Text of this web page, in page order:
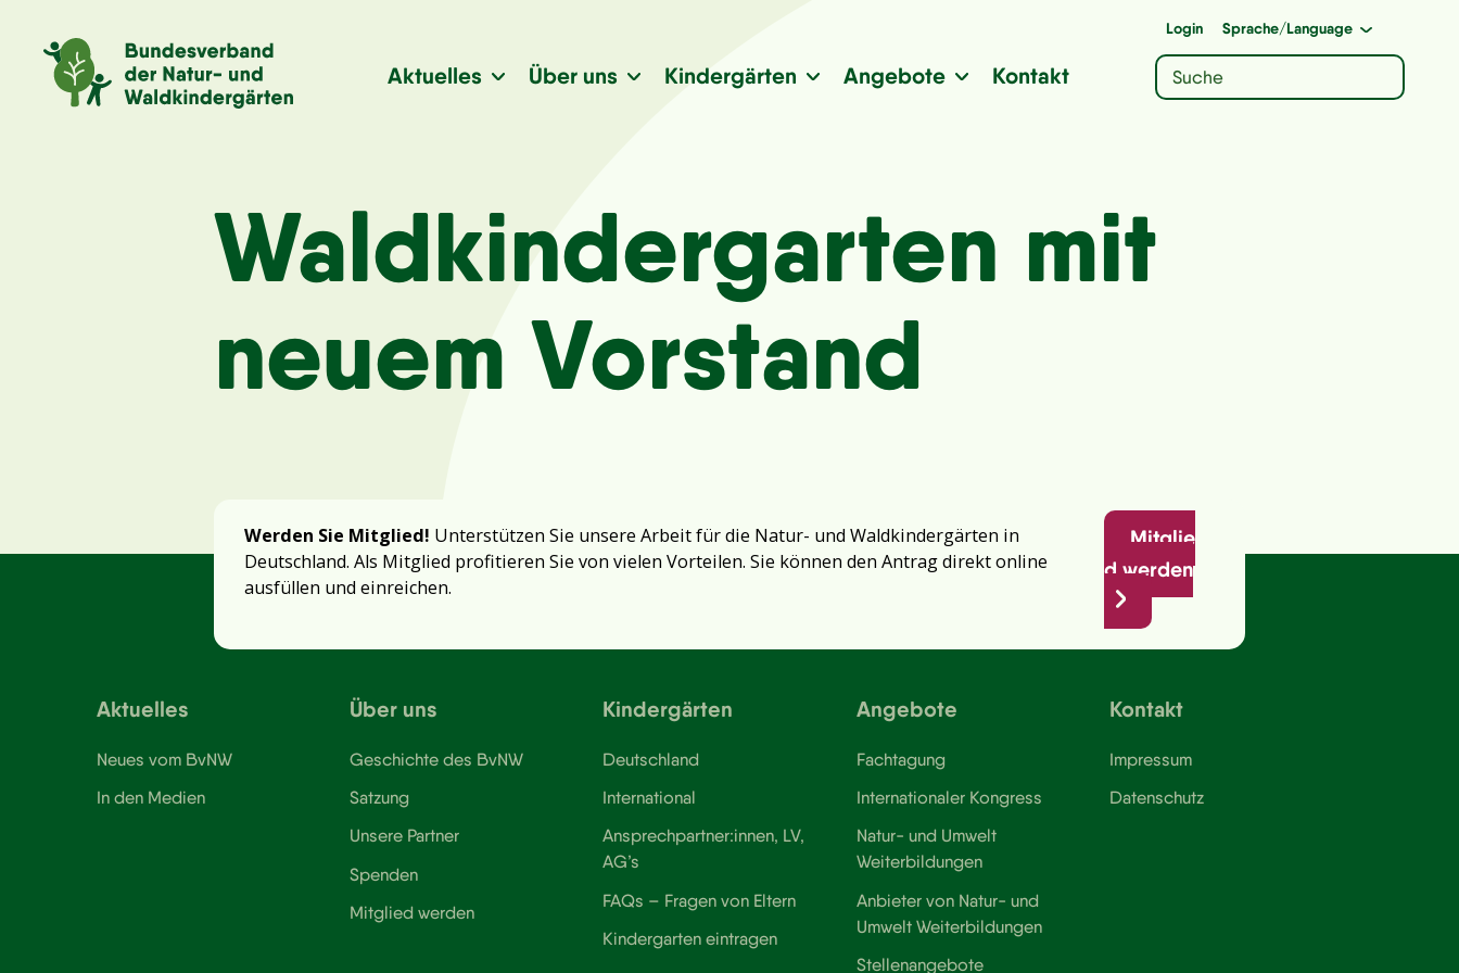
Login Sprache/Language
Aktuelles Über uns Kindergärten Angebote Kontakt
Waldkindergarten mit
neuem Vorstand
Werden Sie Mitglied! Unterstützen Sie unsere Arbeit für die Natur- und Waldkindergärten in
Deutschland. Als Mitglied profitieren Sie von vielen Vorteilen. Sie können den Antrag direkt online
ausfüllen und einreichen.
Mitglie
d werden
Aktuelles
Neues vom BvNW
In den Medien
Über uns
Geschichte des BvNW
Satzung
Unsere Partner
Spenden
Mitglied werden
Kindergärten
Deutschland
International
Ansprechpartner:innen, LV,
AG’s
FAQs – Fragen von Eltern
Kindergarten eintragen
Angebote
Fachtagung
Internationaler Kongress
Natur- und Umwelt
Weiterbildungen
Anbieter von Natur- und
Umwelt Weiterbildungen
Stellenangebote
Kontakt
Impressum
Datenschutz